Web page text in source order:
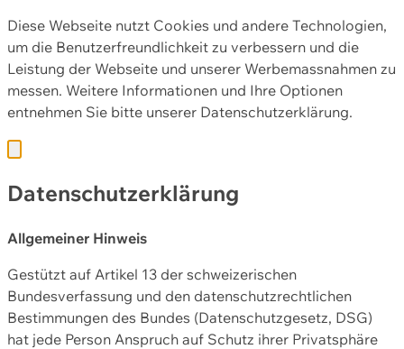
Diese Webseite nutzt Cookies und andere Technologien,
um die Benutzerfreundlichkeit zu verbessern und die
Leistung der Webseite und unserer Werbemassnahmen zu
messen. Weitere Informationen und Ihre Optionen
entnehmen Sie bitte unserer Datenschutzerklärung.
Datenschutzerklärung
Allgemeiner Hinweis
Gestützt auf Artikel 13 der schweizerischen
Bundesverfassung und den datenschutzrechtlichen
Bestimmungen des Bundes (Datenschutzgesetz, DSG)
hat jede Person Anspruch auf Schutz ihrer Privatsphäre